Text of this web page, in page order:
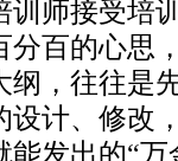
师接受培
百的心思
，往往是
计、修改
发出的“万